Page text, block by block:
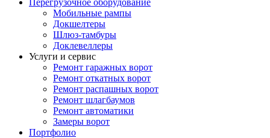
Мобильные рампы
Докшелтеры
Шлюз-тамбуры
Доклевеллеры
Услуги и сервис
Ремонт гаражных ворот
Ремонт откатных ворот
Ремонт распашных ворот
Ремонт шлагбаумов
Ремонт автоматики
Замеры ворот
Портфолио